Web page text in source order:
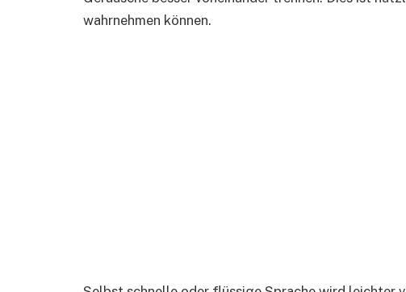
wahrnehmen können.